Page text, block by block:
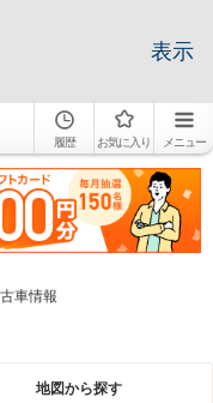
表示
履歴 お気に入り メニュー
車情報
地図から探す